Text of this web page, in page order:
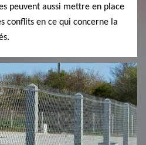
peuvent aussi mettre en place
conflits en ce qui concerne la